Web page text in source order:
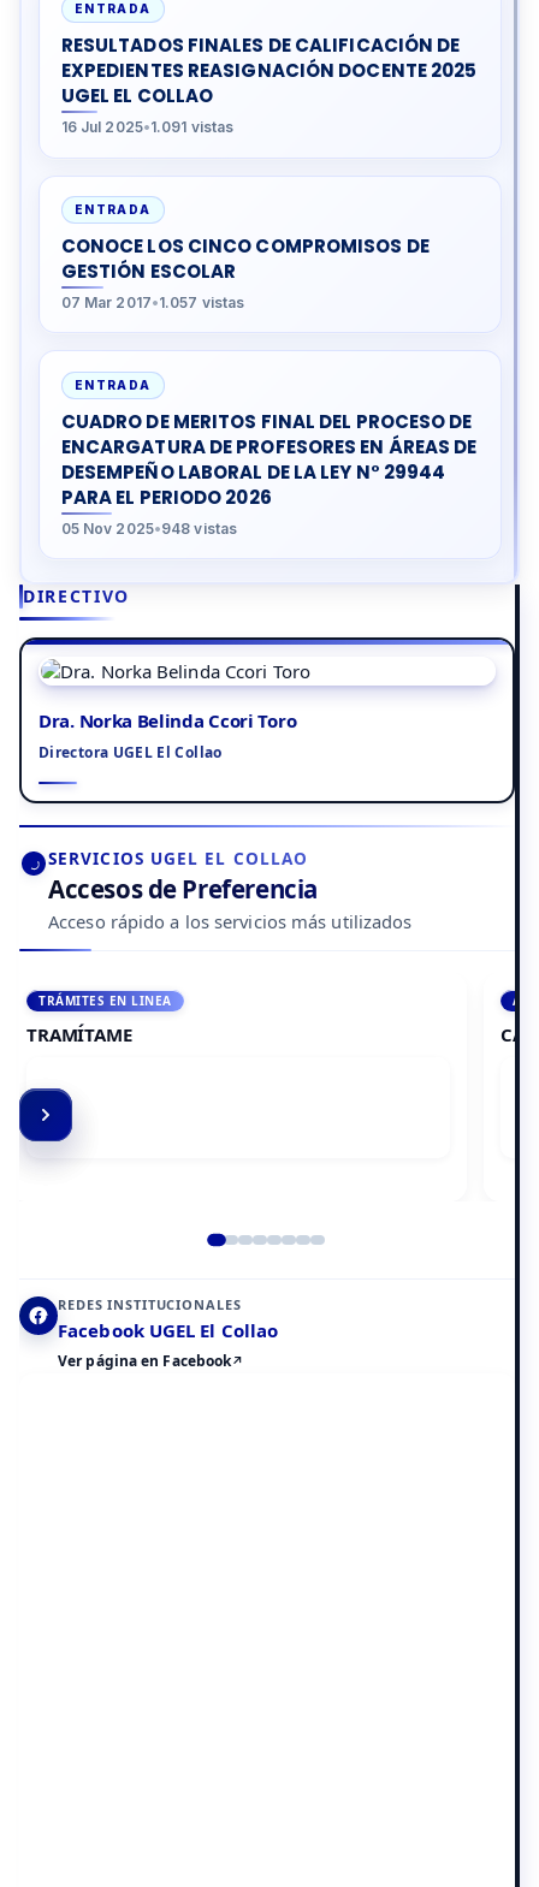
DIRECTIVO
Dra. Norka Belinda Ccori Toro
Directora UGEL El Collao
SERVICIOS UGEL EL COLLAO
Accesos de Preferencia
Acceso rápido a los servicios más utilizados
ACCEDE A AULA VIRTUAL
CAMPUS VIRTUAL
REDES INSTITUCIONALES
Facebook UGEL El Collao
Ver página en Facebook
ENTRADA
RESULTADOS FINALES DE CALIFICACIÓN DE
EXPEDIENTES REASIGNACIÓN DOCENTE 2025
UGEL EL COLLAO
16 Jul 2025•1.091 vistas
ENTRADA
CONOCE LOS CINCO COMPROMISOS DE
GESTIÓN ESCOLAR
07 Mar 2017•1.057 vistas
ENTRADA
CUADRO DE MERITOS FINAL DEL PROCESO DE
ENCARGATURA DE PROFESORES EN ÁREAS DE
DESEMPEÑO LABORAL DE LA LEY N° 29944
PARA EL PERIODO 2026
05 Nov 2025•948 vistas